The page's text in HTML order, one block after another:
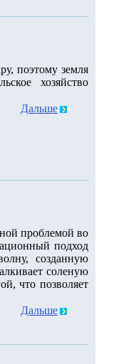
поэтому земля
хозяйство
Дальше
проблемой во
подход
созданную
соленую
что позволяет
Дальше